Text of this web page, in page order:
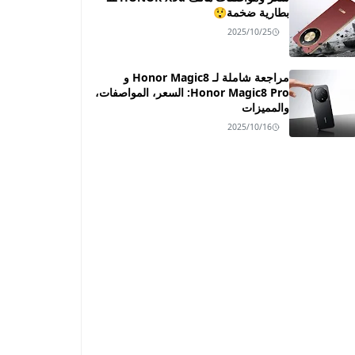
بطارية ضخمة😲
2025/10/25
مراجعة شاملة لـ Honor Magic8 و
Honor Magic8 Pro: السعر، المواصفات،
والمميزات
2025/10/16